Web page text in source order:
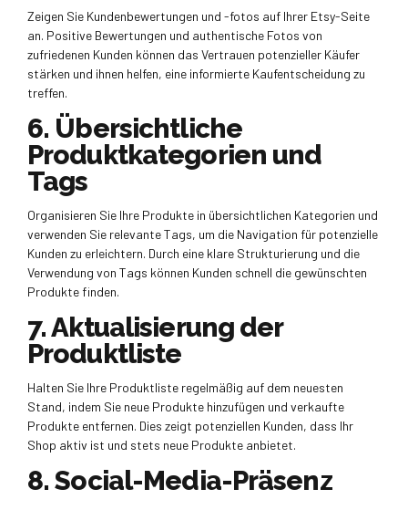
Zeigen Sie Kundenbewertungen und -fotos auf Ihrer Etsy-Seite
an. Positive Bewertungen und authentische Fotos von
zufriedenen Kunden können das Vertrauen potenzieller Käufer
stärken und ihnen helfen, eine informierte Kaufentscheidung zu
treffen.
6. Übersichtliche
Produktkategorien und
Tags
Organisieren Sie Ihre Produkte in übersichtlichen Kategorien und
verwenden Sie relevante Tags, um die Navigation für potenzielle
Kunden zu erleichtern. Durch eine klare Strukturierung und die
Verwendung von Tags können Kunden schnell die gewünschten
Produkte finden.
7. Aktualisierung der
Produktliste
Halten Sie Ihre Produktliste regelmäßig auf dem neuesten
Stand, indem Sie neue Produkte hinzufügen und verkaufte
Produkte entfernen. Dies zeigt potenziellen Kunden, dass Ihr
Shop aktiv ist und stets neue Produkte anbietet.
8. Social-Media-Präsenz